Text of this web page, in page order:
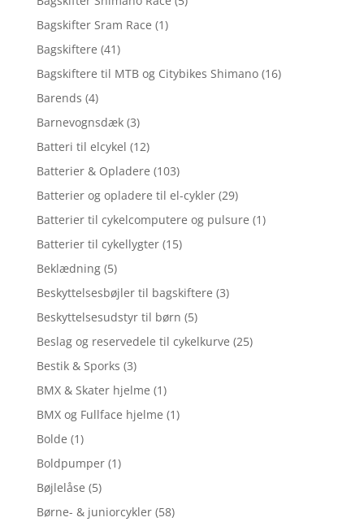
Bagskifter Sram Race (1)
Bagskiftere (41)
Bagskiftere til MTB og Citybikes Shimano (16)
Barends (4)
Barnevognsdæk (3)
Batteri til elcykel (12)
Batterier & Opladere (103)
Batterier og opladere til el-cykler (29)
Batterier til cykelcomputere og pulsure (1)
Batterier til cykellygter (15)
Beklædning (5)
Beskyttelsesbøjler til bagskiftere (3)
Beskyttelsesudstyr til børn (5)
Beslag og reservedele til cykelkurve (25)
Bestik & Sporks (3)
BMX & Skater hjelme (1)
BMX og Fullface hjelme (1)
Bolde (1)
Boldpumper (1)
Bøjlelåse (5)
Børne- & juniorcykler (58)